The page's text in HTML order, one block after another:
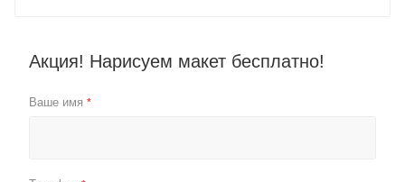
Акция! Нарисуем макет бесплатно!
Ваше имя *